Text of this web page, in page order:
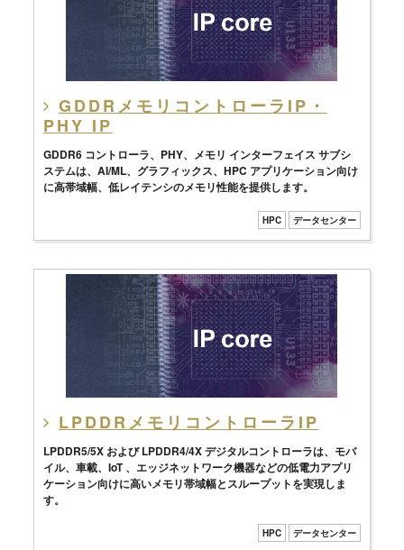
GDDRメモリコントローラIP・
PHY IP
GDDR6 コントローラ、PHY、メモリ インターフェイス サブシ
ステムは、AI/ML、グラフィックス、HPC アプリケーション向け
に高帯域幅、低レイテンシのメモリ性能を提供します。
HPC データセンター
LPDDRメモリコントローラIP
LPDDR5/5X および LPDDR4/4X デジタルコントローラは、モバ
イル、車載、IoT 、エッジネットワーク機器などの低電力アプリ
ケーション向けに高いメモリ帯域幅とスループットを実現しま
す。
HPC データセンター